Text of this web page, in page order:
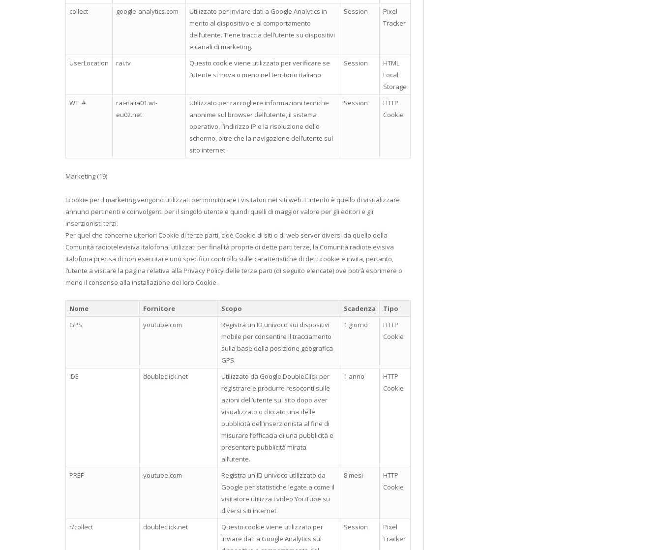
collect google-analytics.com
Utilizzato per inviare dati a Google Analytics in
merito al dispositivo e al comportamento
dell’utente. Tiene traccia dell’utente su dispositivi
e canali di marketing.
Session
Pixel
Tracker
UserLocation rai.tv
Questo cookie viene utilizzato per verificare se
l’utente si trova o meno nel territorio italiano
Session
HTML
Local
Storage
WT_#
rai-italia01.wt-
eu02.net
Utilizzato per raccogliere informazioni tecniche
anonime sul browser dell’utente, il sistema
operativo, l’indirizzo IP e la risoluzione dello
schermo, oltre che la navigazione dell’utente sul
sito internet.
Session
HTTP
Cookie
Marketing (19)
I cookie per il marketing vengono utilizzati per monitorare i visitatori nei siti web. L’intento è quello di visualizzare
annunci pertinenti e coinvolgenti per il singolo utente e quindi quelli di maggior valore per gli editori e gli
inserzionisti terzi.
Per quel che concerne ulteriori Cookie di terze parti, cioè Cookie di siti o di web server diversi da quello della
Comunità radiotelevisiva italofona, utilizzati per finalità proprie di dette parti terze, la Comunità radiotelevisiva
italofona precisa di non esercitare uno specifico controllo sulle caratteristiche di detti cookie e invita, pertanto,
l’utente a visitare la pagina relativa alla Privacy Policy delle terze parti (di seguito elencate) ove potrà esprimere o
meno il consenso alla installazione dei loro Cookie.
Nome Fornitore Scopo Scadenza
Tipo
GPS
youtube.com
Registra un ID univoco sui dispositivi
mobile per consentire il tracciamento
sulla base della posizione geografica
GPS.
1 giorno
HTTP
Cookie
IDE doubleclick.net
Utilizzato da Google DoubleClick per
registrare e produrre resoconti sulle
azioni dell’utente sul sito dopo aver
visualizzato o cliccato una delle
pubblicità dell’inserzionista al fine di
misurare l’efficacia di una pubblicità e
presentare pubblicità mirata
all’utente.
1 anno
HTTP
Cookie
PREF youtube.com
Registra un ID univoco utilizzato da
Google per statistiche legate a come il
visitatore utilizza i video YouTube su
diversi siti internet.
8 mesi
HTTP
Cookie
r/collect doubleclick.net
Questo cookie viene utilizzato per
inviare dati a Google Analytics sul
Session
Pixel
Tracker